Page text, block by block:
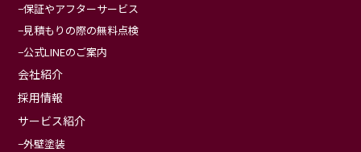
保証やアフターサービス
見積もりの際の無料点検
公式LINEのご案内
会社紹介
採用情報
サービス紹介
外壁塗装